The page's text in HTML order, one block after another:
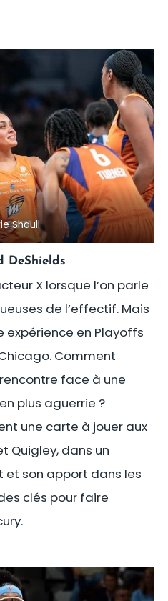
Shaull
DeShields
X lorsque l’on parle
de l’effectif. Mais
expérience en Playoffs
Comment
face à une
plus aguerrie ?
une carte à jouer aux
Quigley, dans un
son apport dans les
clés pour faire